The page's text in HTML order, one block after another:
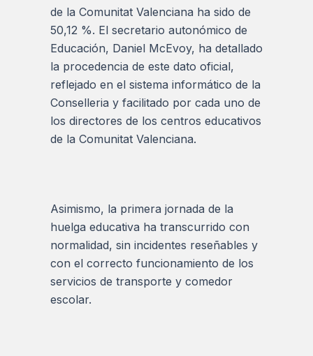
de la Comunitat Valenciana ha sido de
50,12 %. El secretario autonómico de
Educación, Daniel McEvoy, ha detallado
la procedencia de este dato oficial,
reflejado en el sistema informático de la
Conselleria y facilitado por cada uno de
los directores de los centros educativos
de la Comunitat Valenciana.
Asimismo, la primera jornada de la
huelga educativa ha transcurrido con
normalidad, sin incidentes reseñables y
con el correcto funcionamiento de los
servicios de transporte y comedor
escolar.